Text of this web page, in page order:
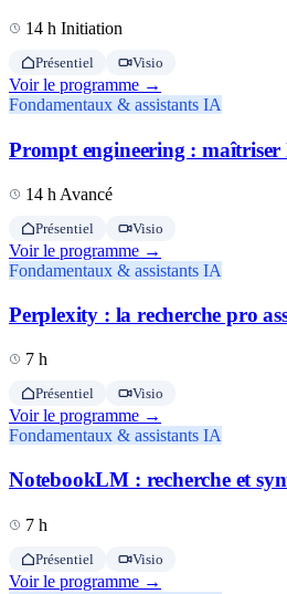
14 h Initiation
Présentiel Visio
Voir le programme →
Fondamentaux & assistants IA
Prompt engineering : maîtriser
14 h Avancé
Présentiel Visio
Voir le programme →
Fondamentaux & assistants IA
Perplexity : la recherche pro
7 h
Présentiel Visio
Voir le programme →
Fondamentaux & assistants IA
NotebookLM : recherche et
7 h
Présentiel Visio
Voir le programme →